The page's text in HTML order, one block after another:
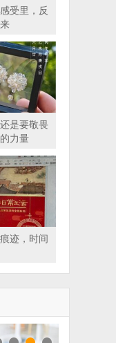
受里，反
是要敬畏
力量
迹，时间